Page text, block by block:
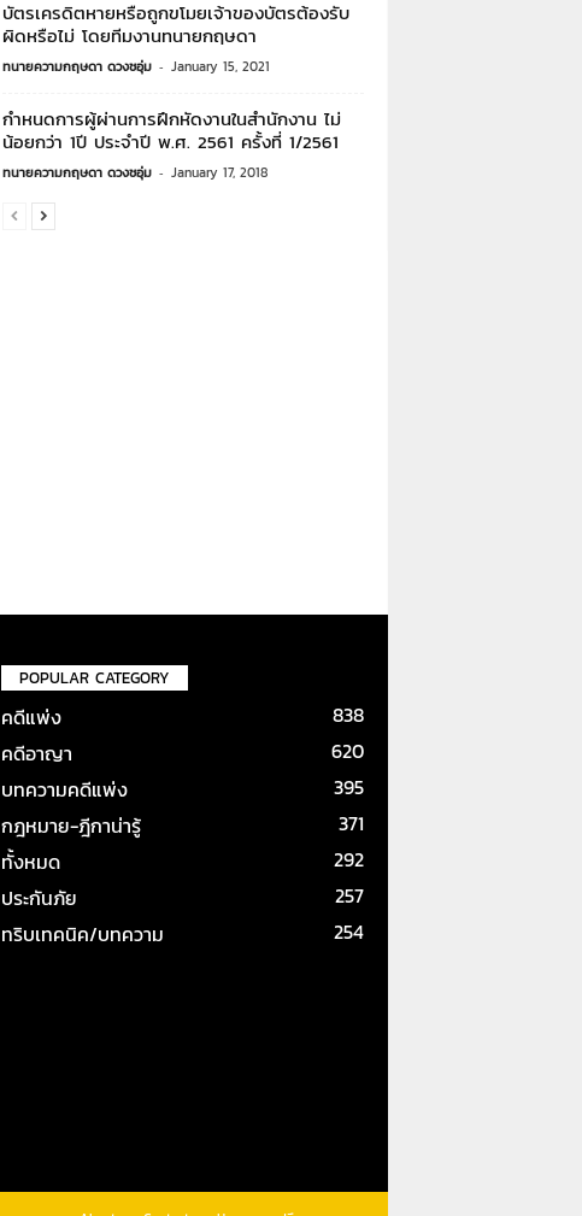
บัตรเครดิตหายหรือถูกขโมยเจ้าของบัตรต้องรับ
ผิดหรือไม่ โดยทีมงานทนายกฤษดา
ทนายความกฤษดา ดวงชอุ่ม - January 15, 2021
กำหนดการผู้ผ่านการฝึกหัดงานในสำนักงาน ไม่
น้อยกว่า 1ปี ประจำปี พ.ศ. 2561 ครั้งที่ 1/2561
ทนายความกฤษดา ดวงชอุ่ม - January 17, 2018
POPULAR CATEGORY
คดีแพ่ง
838
คดีอาญา
620
บทความคดีแพ่ง
395
กฎหมาย-ฎีกาน่ารู้
371
ทั้งหมด
292
ประกันภัย
257
ทริบเทคนิค/บทความ
254